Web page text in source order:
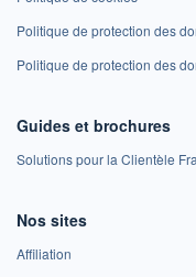
Politique de protection des
Politique de protection des
Guides et brochures
Solutions pour la Clientèle
Nos sites
Affiliation